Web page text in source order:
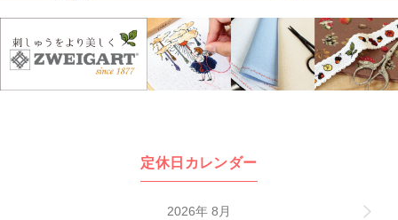
定休日カレンダー
2026年 8月